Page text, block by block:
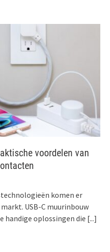
voordelen van
komen er
USB-C muurinbouw
handige oplossingen die [...]